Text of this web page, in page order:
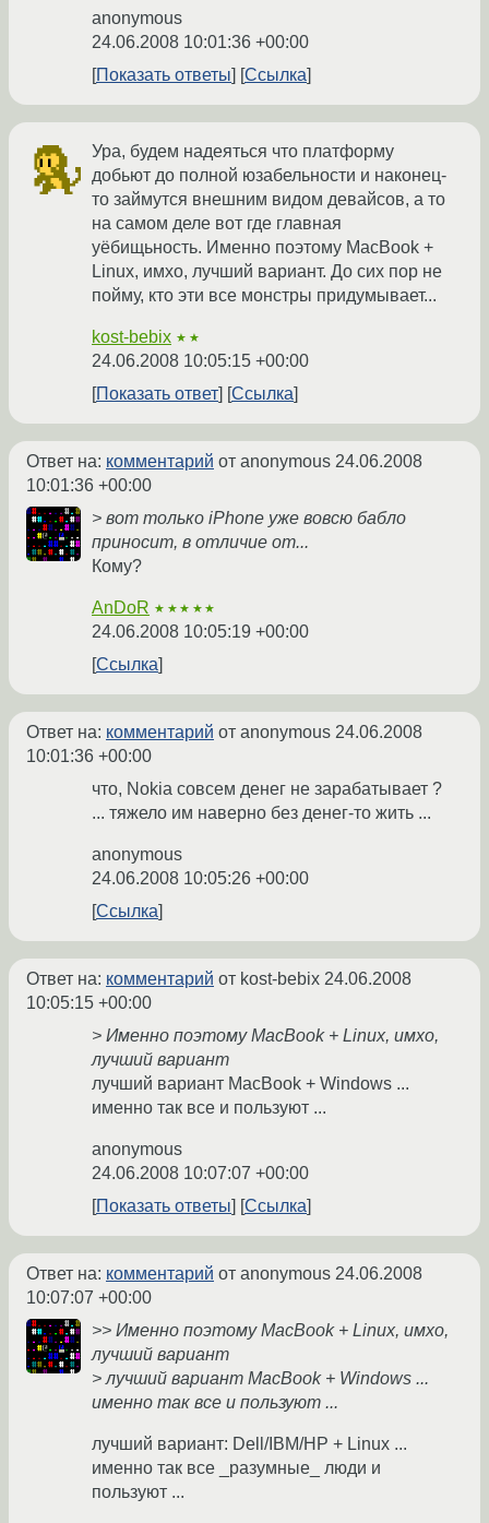
anonymous
24.06.2008 10:01:36 +00:00
Показать ответы
Ссылка
Ура, будем надеяться что платформу
добьют до полной юзабельности и наконец-
то займутся внешним видом девайсов, а то
на самом деле вот где главная
уёбищьность. Именно поэтому MacBook +
Linux, имхо, лучший вариант. До сих пор не
пойму, кто эти все монстры придумывает...
kost-bebix ★★
24.06.2008 10:05:15 +00:00
Показать ответ
Ссылка
Ответ на: комментарий от anonymous 24.06.2008
10:01:36 +00:00
> вот только iPhone уже вовсю бабло
приносит, в отличие от...
Кому?
AnDoR ★★★★★
24.06.2008 10:05:19 +00:00
Ссылка
Ответ на: комментарий от anonymous 24.06.2008
10:01:36 +00:00
что, Nokia совсем денег не зарабатывает ?
... тяжело им наверно без денег-то жить ...
anonymous
24.06.2008 10:05:26 +00:00
Ссылка
Ответ на: комментарий от kost-bebix 24.06.2008
10:05:15 +00:00
> Именно поэтому MacBook + Linux, имхо,
лучший вариант
лучший вариант MacBook + Windows ...
именно так все и пользуют ...
anonymous
24.06.2008 10:07:07 +00:00
Показать ответы
Ссылка
Ответ на: комментарий от anonymous 24.06.2008
10:07:07 +00:00
>> Именно поэтому MacBook + Linux, имхо,
лучший вариант
> лучший вариант MacBook + Windows ...
именно так все и пользуют ...
лучший вариант: Dell/IBM/HP + Linux ...
именно так все _разумные_ люди и
пользуют ...